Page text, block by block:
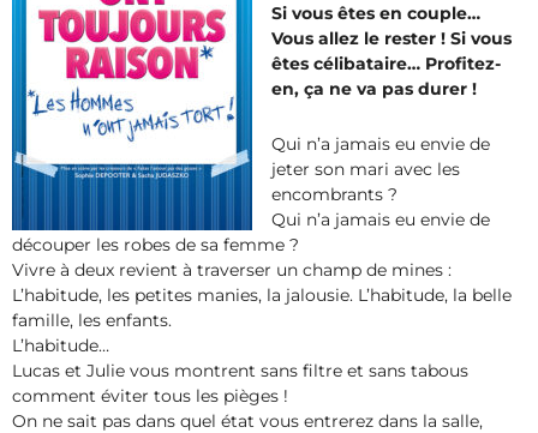
Si vous êtes en couple…
Vous allez le rester ! Si vous
êtes célibataire… Profitez-
en, ça ne va pas durer !
Qui n’a jamais eu envie de
jeter son mari avec les
encombrants ?
Qui n’a jamais eu envie de
découper les robes de sa femme ?
Vivre à deux revient à traverser un champ de mines :
L’habitude, les petites manies, la jalousie. L’habitude, la belle
famille, les enfants.
L’habitude…
Lucas et Julie vous montrent sans filtre et sans tabous
comment éviter tous les pièges !
On ne sait pas dans quel état vous entrerez dans la salle,